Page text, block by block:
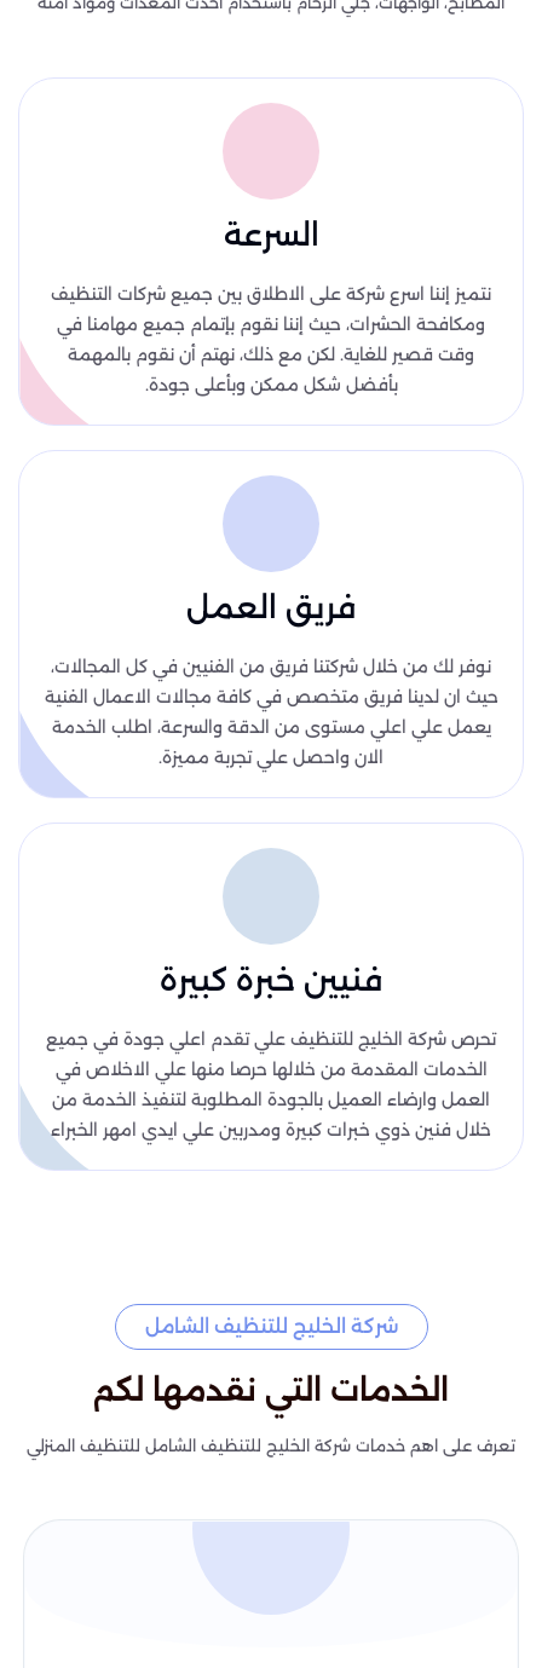
السرعة
نتميز إننا اسرع شركة على الاطلاق بين جميع شركات التنظيف
ومكافحة الحشرات، حيث إننا نقوم بإتمام جميع مهامنا في
وقت قصير للغاية. لكن مع ذلك، نهتم أن نقوم بالمهمة
بأفضل شكل ممكن وبأعلى جودة.
فريق العمل
نوفر لك من خلال شركتنا فريق من الفنيين في كل المجالات،
حيث ان لدينا فريق متخصص في كافة مجالات الاعمال الفنية
يعمل علي اعلي مستوى من الدقة والسرعة، اطلب الخدمة
الان واحصل علي تجربة مميزة.
فنيين خبرة كبيرة
تحرص شركة الخليج للتنظيف علي تقدم اعلي جودة في جميع
الخدمات المقدمة من خلالها حرصا منها علي الاخلاص في
العمل وارضاء العميل بالجودة المطلوبة لتنفيذ الخدمة من
خلال فنين ذوي خبرات كبيرة ومدربين علي ايدي امهر الخبراء
شركة الخليج للتنظيف الشامل
الخدمات التي نقدمها لكم
تعرف على اهم خدمات شركة الخليج للتنظيف الشامل للتنظيف المنزلي